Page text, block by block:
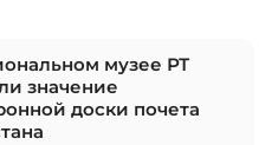
музее РТ
значение
доски почета